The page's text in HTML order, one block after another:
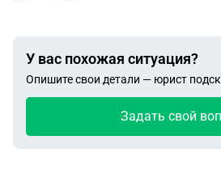
У вас похожая ситуация?
Опишите свои детали — юрист
Задать свой